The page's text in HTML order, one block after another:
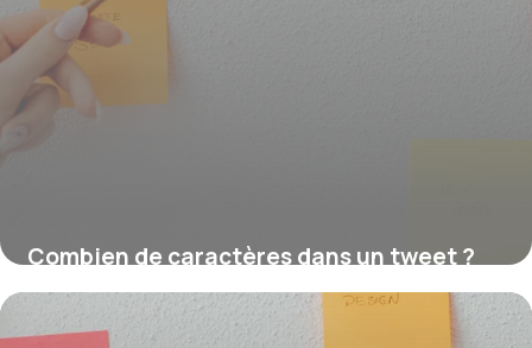
Combien de caractères dans un tweet ?
16 juillet 2026